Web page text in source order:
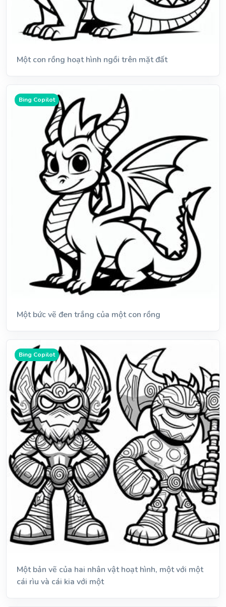
Một con rồng hoạt hình ngồi trên mặt đất
Bing Copilot
Một bức vẽ đen trắng của một con rồng
Bing Copilot
Một bản vẽ của hai nhân vật hoạt hình, một với một
cái rìu và cái kia với một